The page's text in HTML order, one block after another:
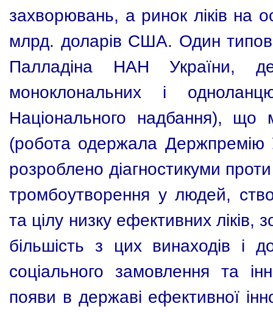
захворювань, а ринок ліків на
млрд. доларів США. Один
Палладіна НАН України,
моноклональних і
Національного надбання), що
(робота одержала Держпремію
розроблено діагностикуми
тромбоутворення у людей,
та цілу низку ефективних ліків,
більшість з цих винаходів і
соціального замовлення та
появи в державі ефективної